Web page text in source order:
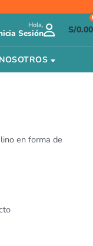
Hola,
Sesión S/0.00
NOSOTROS
en forma de